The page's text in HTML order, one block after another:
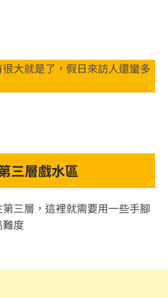
大就是了，假日來訪人還蠻多
三層戲水區
三層，這裡就需要用一些手腳
度